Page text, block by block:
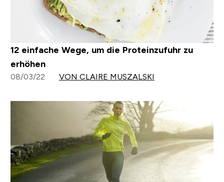
12 einfache Wege, um die Proteinzufuhr zu
erhöhen
08/03/22 VON CLAIRE MUSZALSKI